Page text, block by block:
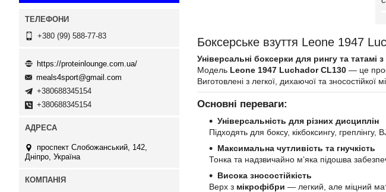
Боксерське взуття Leone 1947
Універсальні боксерки для рингу та татамі
Модель Leone 1947 Luchador CL130 — це
Виготовлені з легкої, дихаючої та
Основні переваги:
Універсальність для різних дисциплін
Підходять для боксу, кікбоксингу,
Максимальна чутливість та гнучкість
Тонка та надзвичайно м’яка підошва
Висока зносостійкість
Верх з мікрофібри — легкий, але міцний
+380 (99) 588-77-83
https://proteinlounge.com.ua/
meals4sport@gmail.com
+380688345154
+380688345154
проспект Слобожанський, 142,
Дніпро, Україна